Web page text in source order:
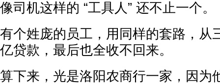
像司机这样的 “工具人” 还不止一个。
有个姓庞的员工，用同样的套路，从
亿贷款，最后也全收不回来。
算下来，光是洛阳农商行一家，因为